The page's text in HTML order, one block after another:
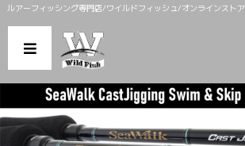
ルアーフィッシング専門店/ワイルドフィッシュ/オンラインストア